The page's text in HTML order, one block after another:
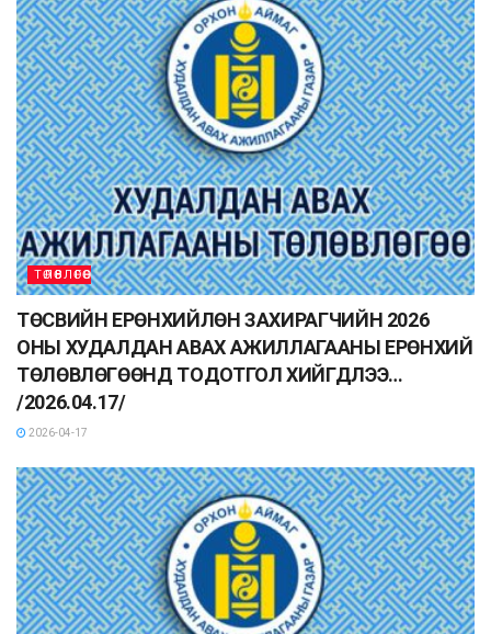
ТӨЛӨВЛӨГӨӨ
ТӨСВИЙН ЕРӨНХИЙЛӨН ЗАХИРАГЧИЙН 2026
ОНЫ ХУДАЛДАН АВАХ АЖИЛЛАГААНЫ ЕРӨНХИЙ
ТӨЛӨВЛӨГӨӨНД ТОДОТГОЛ ХИЙГДЛЭЭ…
/2026.04.17/
2026-04-17